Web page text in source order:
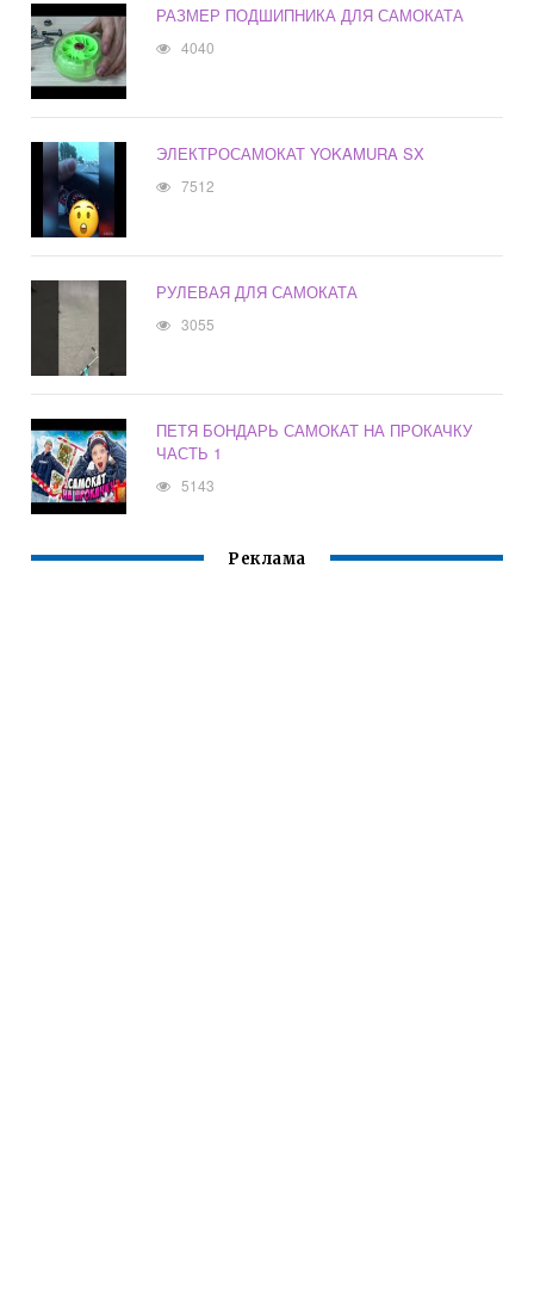
РАЗМЕР ПОДШИПНИКА ДЛЯ САМОКАТА
4040
ЭЛЕКТРОСАМОКАТ YOKAMURA SX
7512
РУЛЕВАЯ ДЛЯ САМОКАТА
3055
ПЕТЯ БОНДАРЬ САМОКАТ НА ПРОКАЧКУ
ЧАСТЬ 1
5143
Реклама